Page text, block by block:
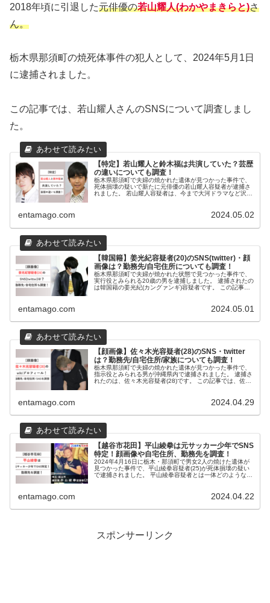
2018年頃に引退した元俳優の若山耀人(わかやまきらと)さ
ん。
栃木県那須町の焼死体事件の犯人として、2024年5月1日
に逮捕されました。
この記事では、若山耀人さんのSNSについて調査しまし
た。
【特定】若山耀人と鈴木福は共演していた？芸歴
の違いについても調査！
栃木県那須町で夫婦の焼かれた遺体が見つかった事件で、
死体損壊の疑いで新たに元俳優の若山耀人容疑者が逮捕さ
れました。 若山耀人容疑者は、今まで大河ドラマなど沢山
entamago.com 2024.05.02
【韓国籍】姜光紀容疑者(20)のSNS(twitter)・顔
画像は？勤務先/自宅住所についても調査！
栃木県那須町で夫婦が焼かれた状態で見つかった事件で、
実行役とみられる20歳の男を逮捕しました。 逮捕されたの
は韓国籍の姜光紀(カングァンギ)容疑者です。 この記事で
entamago.com 2024.05.01
【顔画像】佐々木光容疑者(28)のSNS・twitter
は？勤務先/自宅住所/家族についても調査！
栃木県那須町で夫婦の焼かれた遺体が見つかった事件で、
指示役とみられる男が沖縄県内で逮捕されました。 逮捕さ
れたのは、佐々木光容疑者(28)です。 この記事では、佐々
entamago.com 2024.04.29
【越谷市花田】平山綾拳は元サッカー少年でSNS
特定！顔画像や自宅住所、勤務先を調査！
2024年4月16日に栃木・那須町で男女2人の焼けた遺体が
見つかった事件で、平山綾拳容疑者(25)が死体損壊の疑い
で逮捕されました。 平山綾拳容疑者とは一体どのような人
entamago.com 2024.04.22
スポンサーリンク